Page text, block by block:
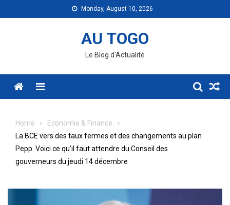
to
Monday, August 10, 2026
AU TOGO
Le Blog d'Actualité
Menu
Home
Economie & Finance
La BCE vers des taux fermes et des changements au plan
Pepp. Voici ce qu’il faut attendre du Conseil des
gouverneurs du jeudi 14 décembre